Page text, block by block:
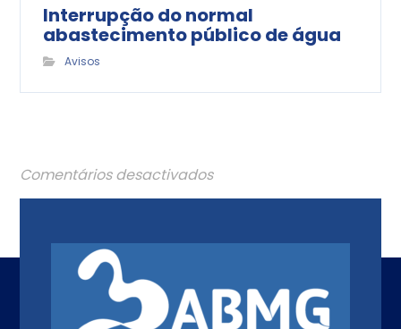
Interrupção do normal
abastecimento público de água
Avisos
Comentários desactivados